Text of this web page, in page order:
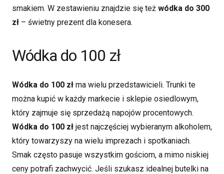
smakiem. W zestawieniu znajdzie się też wódka do 300
zł – świetny prezent dla konesera.
Wódka do 100 zł
Wódka do 100 zł ma wielu przedstawicieli. Trunki te
można kupić w każdy markecie i sklepie osiedlowym,
który zajmuje się sprzedażą napojów procentowych.
Wódka do 100 zł jest najczęściej wybieranym alkoholem,
który towarzyszy na wielu imprezach i spotkaniach.
Smak często pasuje wszystkim gościom, a mimo niskiej
ceny potrafi zachwycić. Jeśli szukasz idealnej butelki na